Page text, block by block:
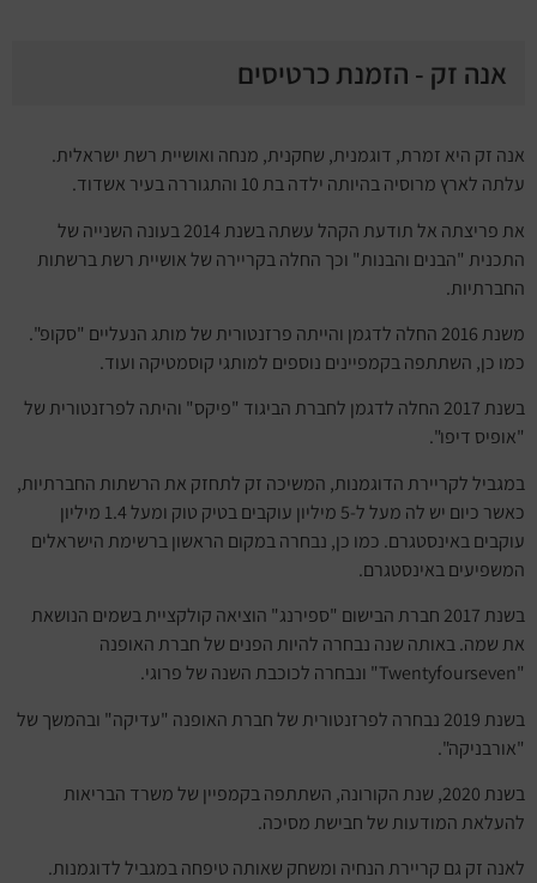
אנה זק - הזמנת כרטיסים
אנה זק היא זמרת, דוגמנית, שחקנית, מנחה ואושיית רשת ישראלית.
עלתה לארץ מרוסיה בהיותה ילדה בת 10 והתגוררה בעיר אשדוד.
את פריצתה אל תודעת הקהל עשתה בשנת 2014 בעונה השנייה של
התכנית "הבנים והבנות" וכך החלה בקריירה של אושיית רשת ברשתות
החברתיות.
משנת 2016 החלה לדגמן והייתה פרזנטורית של מותג הנעליים "סקופ".
כמו כן, השתתפה בקמפיינים נוספים למותגי קוסמטיקה ועוד.
בשנת 2017 החלה לדגמן לחברת הביגוד "פיקס" והיתה לפרזנטורית של
"אופיס דיפו".
במגביל לקריירת הדוגמנות, המשיכה זק לתחזק את הרשתות החברתיות,
כאשר כיום יש לה מעל ל-5 מיליון עוקבים בטיק טוק ומעל 1.4 מיליון
עוקבים באינסטגרם. כמו כן, נבחרה במקום הראשון ברשימת הישראלים
המשפיעים באינסטגרם.
בשנת 2017 חברת הבישום "ספירנג" הוציאה קולקציית בשמים הנושאת
את שמה. באותה שנה נבחרה להיות הפנים של חברת האופנה
"Twentyfourseven" ונבחרה לכוכבת השנה של פרוגי.
בשנת 2019 נבחרה לפרזנטורית של חברת האופנה "עדיקה" ובהמשך של
"אורבניקה".
בשנת 2020, שנת הקורונה, השתתפה בקמפיין של משרד הבריאות
להעלאת המודעות של חבישת מסיכה.
לאנה זק גם קריירת הנחיה ומשחק שאותה טיפחה במגביל לדוגמנות.